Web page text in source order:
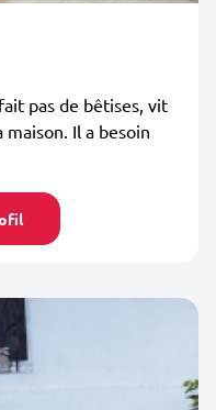
pas de bêtises, vit
Il a besoin